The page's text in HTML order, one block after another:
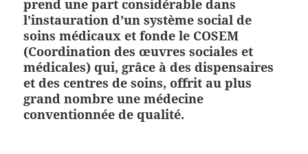
prend une part considérable dans
l’instauration d’un système social de
soins médicaux et fonde le COSEM
(Coordination des œuvres sociales et
médicales) qui, grâce à des dispensaires
et des centres de soins, offrit au plus
grand nombre une médecine
conventionnée de qualité.